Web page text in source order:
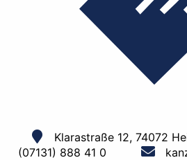
Klarastraße 12, 74072
(07131) 888 41 0